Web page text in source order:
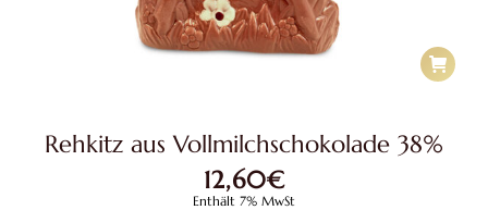
Rehkitz aus Vollmilchschokolade 38%
12,60€
Enthält 7% MwSt